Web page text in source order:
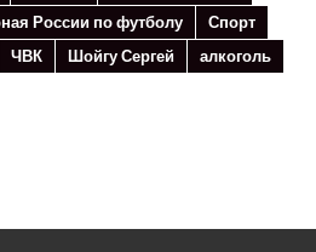
России по футболу
Спорт
ЧВК Шойгу Сергей
алкоголь